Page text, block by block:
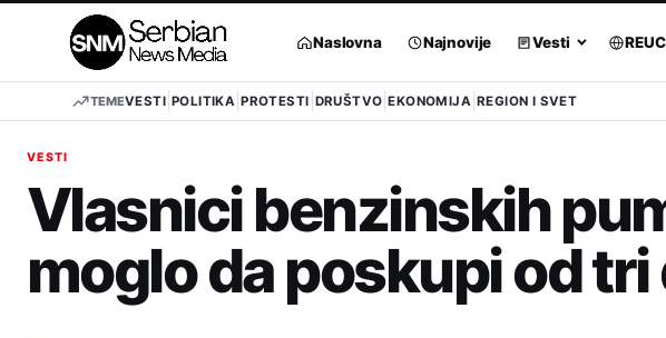
Naslovna Najnovije Vesti REUC
TEMEVESTI POLITIKA PROTESTI DRUŠTVO EKONOMIJA REGION I SVET
VESTI
Vlasnici benzinskih
moglo da poskupi od